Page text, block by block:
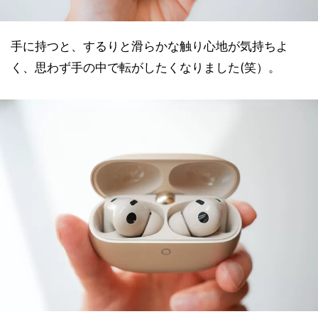
手に持つと、するりと滑らかな触り心地が気持ちよ
く、思わず手の中で転がしたくなりました(笑）。